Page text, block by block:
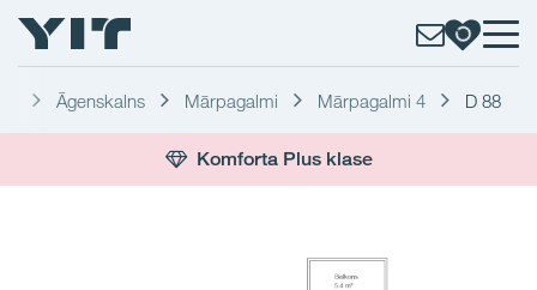
Āgenskalns Mārpagalmi Mārpagalmi 4 D 88
Komforta Plus klase